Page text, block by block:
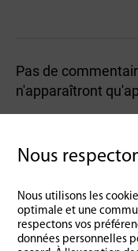
Pas de
n'apparaîtront
Rédigez un
Nous
Nous utilisons les
optimale et une
respectons vos
données personnelles